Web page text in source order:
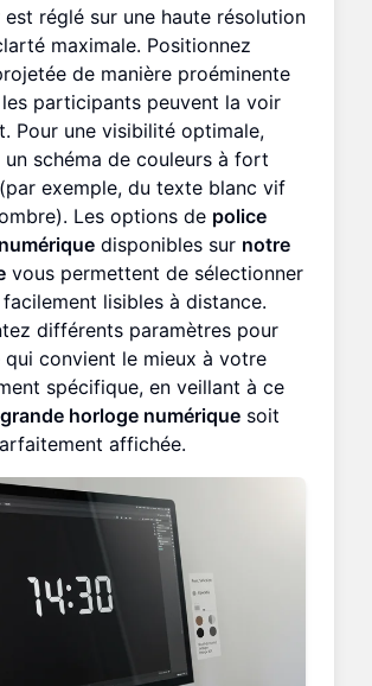
réglé sur une haute résolution
maximale. Positionnez
de manière proéminente
participants peuvent la voir
Pour une visibilité optimale,
un schéma de couleurs à fort
exemple, du texte blanc vif
Les options de police
disponibles sur notre
vous permettent de sélectionner
lisibles à distance.
différents paramètres pour
convient le mieux à votre
spécifique, en veillant à ce
grande horloge numérique soit
affichée.